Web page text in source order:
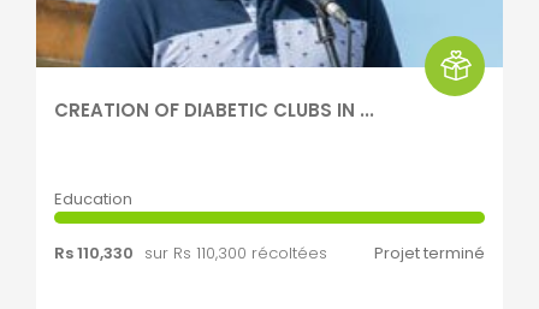
CREATION OF DIABETIC CLUBS IN ...
Education
Rs 110,330 sur Rs 110,300 récoltées Projet terminé